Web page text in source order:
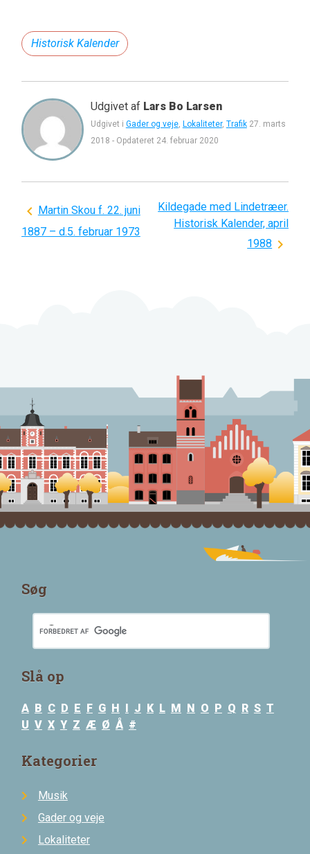
Historisk Kalender
Udgivet af Lars Bo Larsen
Udgivet i Gader og veje, Lokaliteter, Trafik 27. marts
2018 - Opdateret 24. februar 2020
Indlægsnavigation
Martin Skou f. 22. juni
1887 – d.5. februar 1973
Kildegade med Lindetræer.
Historisk Kalender, april
1988
Søg
Slå op
A B C D E F G H I J K L M N O P Q R S T
U V X Y Z Æ Ø Å #
Kategorier
Musik
Gader og veje
Lokaliteter